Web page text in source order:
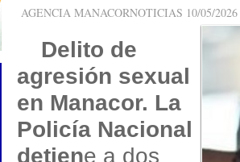
AGENCIA MANACORNOTICIAS 10/05/
Delito de
agresión sexual
en Manacor. La
Policía Nacional
detiene a dos